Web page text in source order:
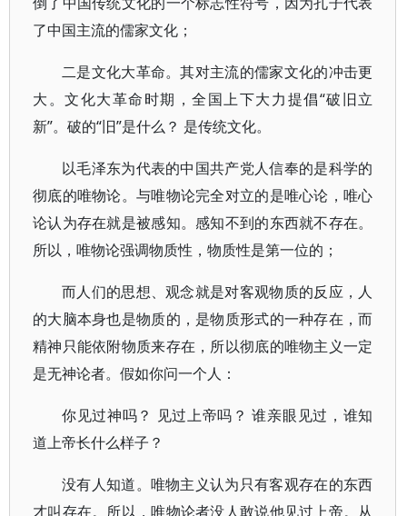
了中国主流的儒家文化；
二是文化大革命。其对主流的儒家文化的冲击更
大。文化大革命时期，全国上下大力提倡“破旧立
新”。破的“旧”是什么？ 是传统文化。
以毛泽东为代表的中国共产党人信奉的是科学的
彻底的唯物论。与唯物论完全对立的是唯心论，唯心
论认为存在就是被感知。感知不到的东西就不存在。
所以，唯物论强调物质性，物质性是第一位的；
而人们的思想、观念就是对客观物质的反应，人
的大脑本身也是物质的，是物质形式的一种存在，而
精神只能依附物质来存在，所以彻底的唯物主义一定
是无神论者。假如你问一个人：
你见过神吗？ 见过上帝吗？ 谁亲眼见过，谁知
道上帝长什么样子？
没有人知道。唯物主义认为只有客观存在的东西
才叫存在。所以，唯物论者没人敢说他见过上帝。从